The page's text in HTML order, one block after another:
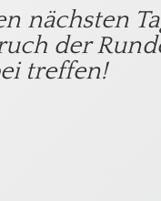
nächsten
der
treffen!